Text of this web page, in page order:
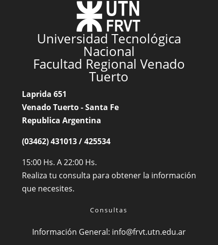
Universidad Tecnológica
Nacional
Facultad Regional Venado
Tuerto
Laprida 651
Venado Tuerto - Santa Fe
Republica Argentina
(03462) 431013 / 425534
15:00 Hs. A 22:00 Hs.
Realiza tu consulta para obtener la información
que necesites.
Consultas
Información General: info@frvt.utn.edu.ar